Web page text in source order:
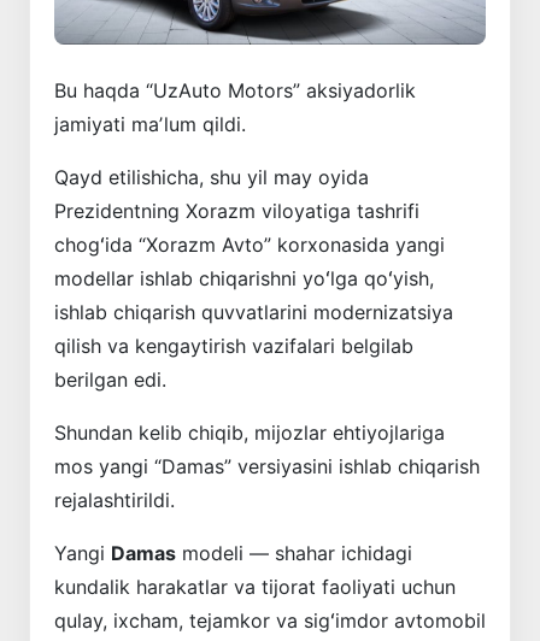
Bu haqda “UzAuto Motors” aksiyadorlik
jamiyati maʼlum qildi.
Qayd etilishicha, shu yil may oyida
Prezidentning Xorazm viloyatiga tashrifi
chogʻida “Xorazm Avto” korxonasida yangi
modellar ishlab chiqarishni yoʻlga qoʻyish,
ishlab chiqarish quvvatlarini modernizatsiya
qilish va kengaytirish vazifalari belgilab
berilgan edi.
Shundan kelib chiqib, mijozlar ehtiyojlariga
mos yangi “Damas” versiyasini ishlab chiqarish
rejalashtirildi.
Yangi Damas modeli — shahar ichidagi
kundalik harakatlar va tijorat faoliyati uchun
qulay, ixcham, tejamkor va sigʻimdor avtomobil